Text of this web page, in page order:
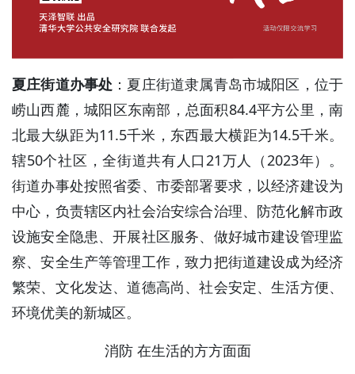
夏庄街道办事处 ：夏庄街道隶属青岛市城阳区，位于
崂山西麓，城阳区东南部，总面积84.4平方公里，南
北最大纵距为11.5千米，东西最大横距为14.5千米。
辖50个社区，全街道共有人口21万人（2023年）。
街道办事处按照省委、市委部署要求，以经济建设为
中心，负责辖区内社会治安综合治理、防范化解市政
设施安全隐患、开展社区服务、做好城市建设管理监
察、安全生产等管理工作，致力把街道建设成为经济
繁荣、文化发达、道德高尚、社会安定、生活方便、
环境优美的新城区。
消防 在生活的方方面面